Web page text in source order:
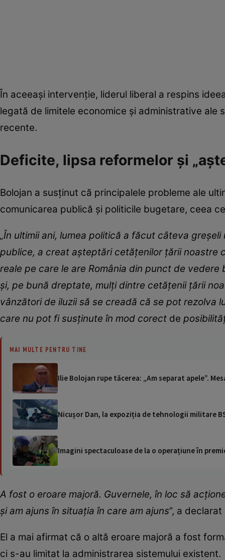
În aceeași intervenție, liderul liberal a respins
legată de limitele economice și administrative
recente.
Deficite, lipsa reformelor și
Bolojan a susținut că principalele probleme ale
comunicarea publică și politicile bugetare, ceea
„În ultimii ani, lumea politică a făcut câteva
publice, a creat aşteptări cetăţenilor ţării noastre
reale pe care le are România din punct de
şi, pe bună dreptate, mulţi dintre cetăţenii ţării
vânzători de iluzii să se creadă că se pot rezolva
care nu pot fi susţinute în mod corect de
MAI MULTE PENTRU TINE
Ilie Bolojan rupe tăcerea: „Am separat apele”.
Nicușor Dan, la expoziția de tehnologii militare
Imagini spectaculoase de la o operațiune în
A fost o eroare majoră. Guvernele, în loc să
şi am ajuns în situaţia în care am ajuns”, a
El a mai afirmat că o altă eroare majoră a fost
ci s-au limitat la administrarea sistemului existent.